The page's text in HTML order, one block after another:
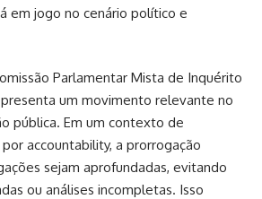
em jogo no cenário político e
Parlamentar Mista de Inquérito
um movimento relevante no
pública. Em um contexto de
accountability, a prorrogação
sejam aprofundadas, evitando
ou análises incompletas. Isso